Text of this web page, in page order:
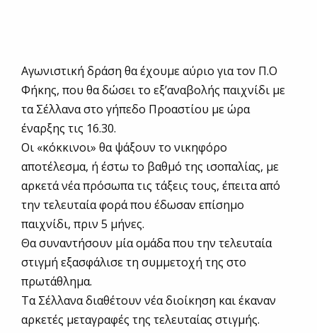
Αγωνιστική δράση θα έχουμε αύριο για τον Π.Ο
Φήκης, που θα δώσει το εξ’αναβολής παιχνίδι με
τα Σέλλανα στο γήπεδο Προαστίου με ώρα
έναρξης τις 16.30.
Οι «κόκκινοι» θα ψάξουν το νικηφόρο
αποτέλεσμα, ή έστω το βαθμό της ισοπαλίας, με
αρκετά νέα πρόσωπα τις τάξεις τους, έπειτα από
την τελευταία φορά που έδωσαν επίσημο
παιχνίδι, πριν 5 μήνες.
Θα συναντήσουν μία ομάδα που την τελευταία
στιγμή εξασφάλισε τη συμμετοχή της στο
πρωτάθλημα.
Τα Σέλλανα διαθέτουν νέα διοίκηση και έκαναν
αρκετές μεταγραφές της τελευταίας στιγμής.